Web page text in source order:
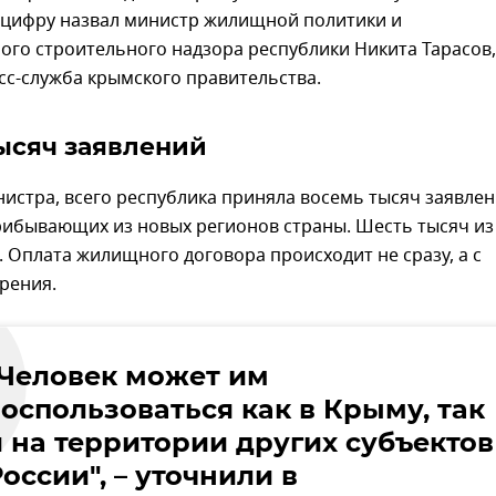
назвал министр жилищной политики и
строительного надзора республики Никита Тарасов,
служба крымского правительства.
заявлений
всего республика приняла восемь тысяч
из новых регионов страны. Шесть тысяч
жилищного договора происходит не сразу, а с
может им
как в Крыму, так
на территории других субъектов
– уточнили в